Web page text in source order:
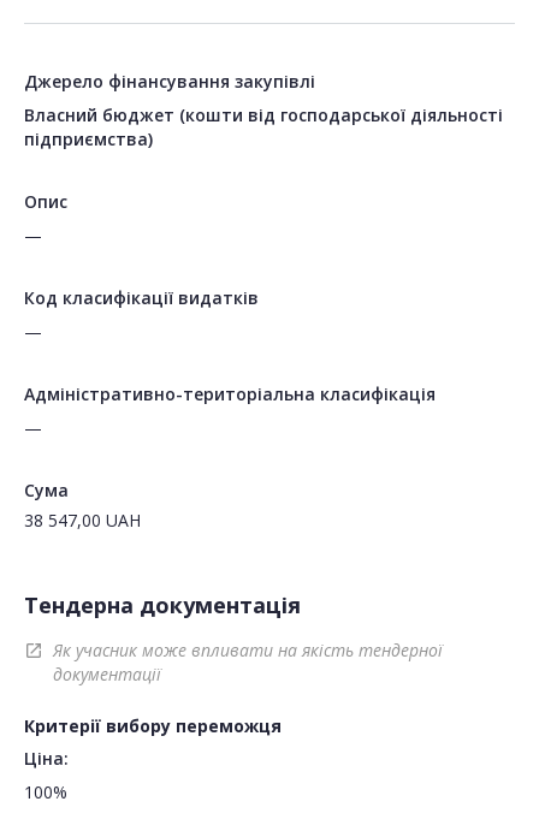
Джерело фінансування закупівлі
Власний бюджет (кошти від господарської діяльності
підприємства)
Опис
—
Код класифікації видатків
—
Адміністративно-територіальна класифікація
—
Сума
38 547,00 UAH
Тендерна документація
open_in_new
Як учасник може впливати на якість тендерної
документації
Критерії вибору переможця
Ціна:
100%